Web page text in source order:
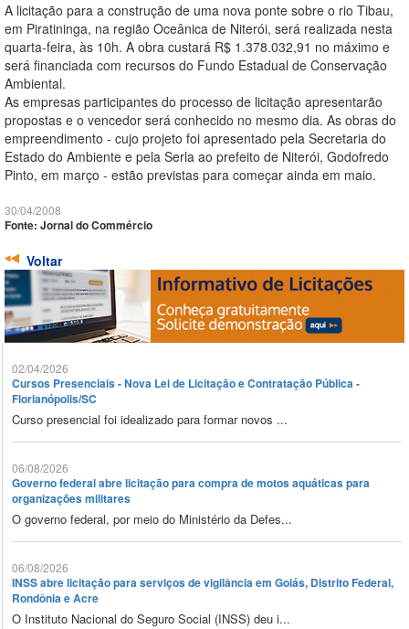
A licitação para a construção de uma nova ponte sobre o rio Tibau,
em Piratininga, na região Oceânica de Niterói, será realizada nesta
quarta-feira, às 10h. A obra custará R$ 1.378.032,91 no máximo e
será financiada com recursos do Fundo Estadual de Conservação
Ambiental.
As empresas participantes do processo de licitação apresentarão
propostas e o vencedor será conhecido no mesmo dia. As obras do
empreendimento - cujo projeto foi apresentado pela Secretaria do
Estado do Ambiente e pela Serla ao prefeito de Niterói, Godofredo
Pinto, em março - estão previstas para começar ainda em maio.
30/04/2008
Fonte: Jornal do Commércio
Voltar
02/04/2026
Cursos Presenciais - Nova Lei de Licitação e Contratação Pública -
Florianópolis/SC
Curso presencial foi idealizado para formar novos ...
06/08/2026
Governo federal abre licitação para compra de motos aquáticas para
organizações militares
O governo federal, por meio do Ministério da Defes...
06/08/2026
INSS abre licitação para serviços de vigilância em Goiás, Distrito Federal,
Rondônia e Acre
O Instituto Nacional do Seguro Social (INSS) deu i...